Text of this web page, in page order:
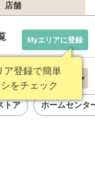
店舗
ア登録で簡単
をチェック
Myエリアに登録
新着順
トア ホームセンタ